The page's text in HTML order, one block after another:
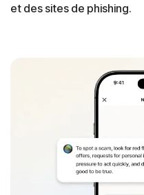
et des sites de phishing.